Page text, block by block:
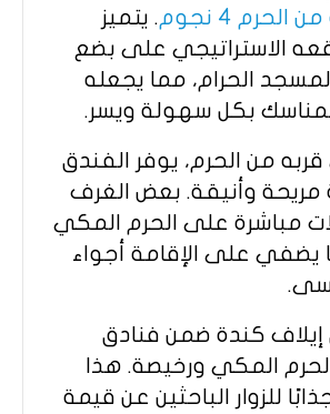
4 نجوم
. يتميز
الاستراتيجي على بضع
الحرام، مما يجعله
المناسك بكل سهولة ويسر.
قربه من الحرم، يوفر الفندق
مريحة وأنيقة. بعض الغرف
مباشرة على الحرم المكي
يضفي على الإقامة أجواء
كندة ضمن فنادق
المكي ورخيصة. هذا
للزوار الباحثين عن قيمة